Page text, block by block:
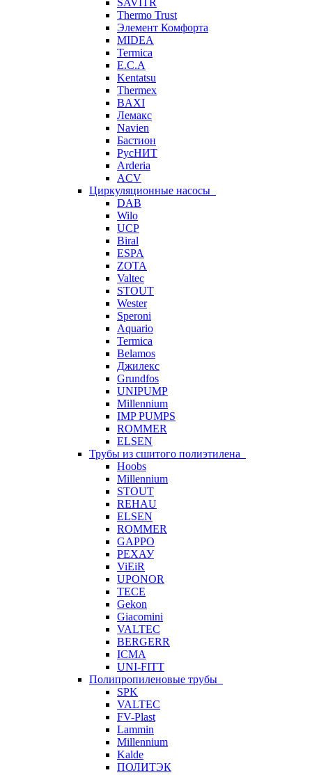
SAVITR
Thermo Trust
Элемент Комфорта
MIDEA
Termica
E.C.A
Kentatsu
Thermex
BAXI
Лемакс
Navien
Бастион
РусНИТ
Arderia
ACV
Циркуляционные насосы
DAB
Wilo
UCP
Biral
ESPA
ZOTA
Valtec
STOUT
Wester
Speroni
Aquario
Termica
Belamos
Джилекс
Grundfos
UNIPUMP
Millennium
IMP PUMPS
ROMMER
ELSEN
Трубы из сшитого полиэтилена
Hoobs
Millennium
STOUT
REHAU
ELSEN
ROMMER
GAPPO
РЕХАУ
ViEiR
UPONOR
TECE
Gekon
Giacomini
VALTEC
BERGERR
ICMA
UNI-FITT
Полипропиленовые трубы
SPK
VALTEC
FV-Plast
Lammin
Millennium
Kalde
ПОЛИТЭК